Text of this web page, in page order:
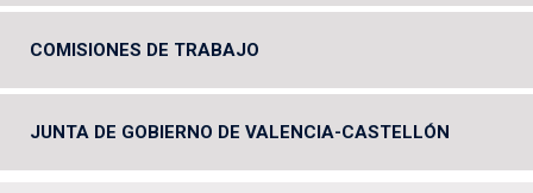
COMISIONES DE TRABAJO
JUNTA DE GOBIERNO DE VALENCIA-CASTELLÓN